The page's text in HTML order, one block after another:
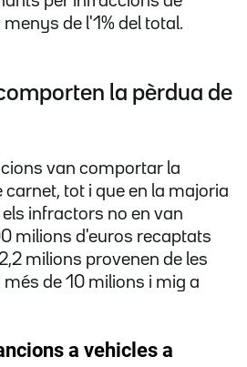
de l'1% del total.
la pèrdua de
van comportar la
carnet, tot i que en la majoria
infractors no en van
milions d'euros recaptats
milions provenen de les
de 10 milions i mig a